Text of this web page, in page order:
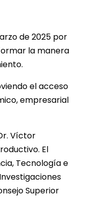
de 2025 por
la manera
el acceso
empresarial
Víctor
El
Tecnología e
Superior